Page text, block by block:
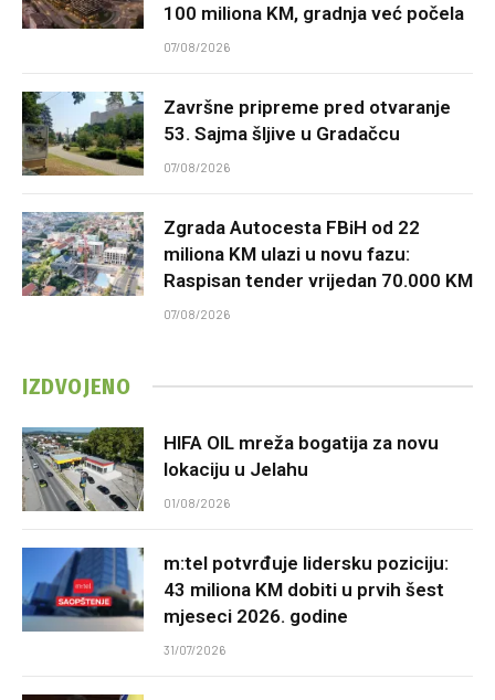
100 miliona KM, gradnja već počela
07/08/2026
Završne pripreme pred otvaranje
53. Sajma šljive u Gradačcu
07/08/2026
Zgrada Autocesta FBiH od 22
miliona KM ulazi u novu fazu:
Raspisan tender vrijedan 70.000 KM
07/08/2026
IZDVOJENO
HIFA OIL mreža bogatija za novu
lokaciju u Jelahu
01/08/2026
m:tel potvrđuje lidersku poziciju:
43 miliona KM dobiti u prvih šest
mjeseci 2026. godine
31/07/2026